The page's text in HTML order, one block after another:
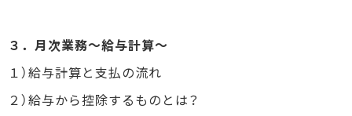
３．月次業務～給与計算～
１）給与計算と支払の流れ
２）給与から控除するものとは？